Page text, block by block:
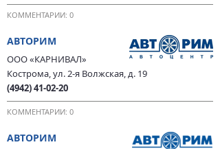
КОММЕНТАРИИ: 0
АВТОРИМ
ООО «КАРНИВАЛ»
Кострома, ул. 2-я Волжская, д. 19
(4942) 41-02-20
КОММЕНТАРИИ: 0
АВТОРИМ